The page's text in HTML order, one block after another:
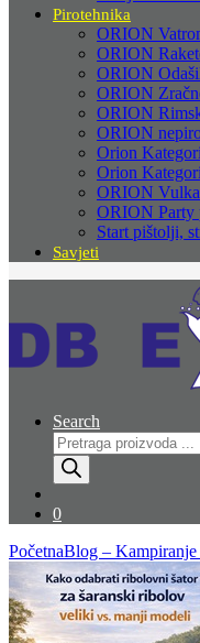
Pirotehnika
ORION
ORION
ORION
ORION
ORION
ORION
Orion
Orion
ORION
ORION Party
Start pištolji,
Savjeti
Search
Products
search
0
PočetnaBlog –